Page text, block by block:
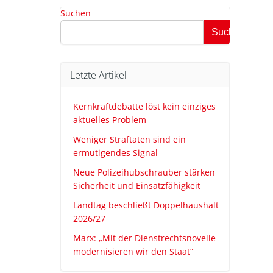
Suchen
Suchen
Letzte Artikel
Kernkraftdebatte löst kein einziges
aktuelles Problem
Weniger Straftaten sind ein
ermutigendes Signal
Neue Polizeihubschrauber stärken
Sicherheit und Einsatzfähigkeit
Landtag beschließt Doppelhaushalt
2026/27
Marx: „Mit der Dienstrechtsnovelle
modernisieren wir den Staat“